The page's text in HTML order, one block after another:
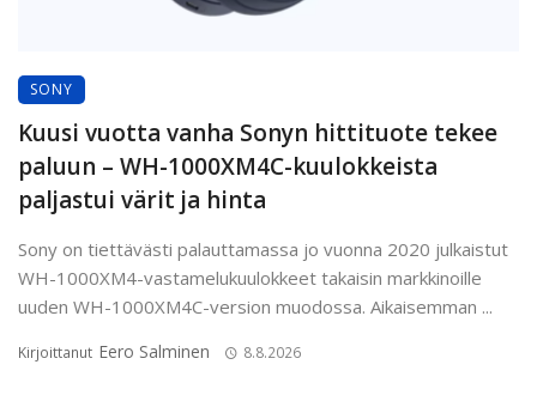
SONY
Kuusi vuotta vanha Sonyn hittituote tekee
paluun – WH-1000XM4C-kuulokkeista
paljastui värit ja hinta
Sony on tiettävästi palauttamassa jo vuonna 2020 julkaistut
WH-1000XM4-vastamelukuulokkeet takaisin markkinoille
uuden WH-1000XM4C-version muodossa. Aikaisemman ...
Kirjoittanut Eero Salminen 8.8.2026